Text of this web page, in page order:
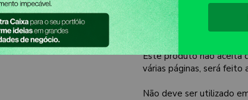
TIPO DE IMPRESSÃO:
INFORMAÇÕES
Este produto não aceita
várias páginas, será feito
Não deve ser utilizado